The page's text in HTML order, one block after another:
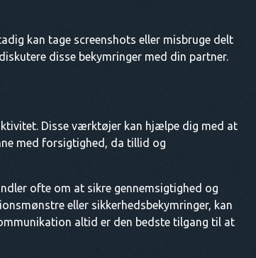
kan tage screenshots eller misbruge delt
disse bekymringer med din partner.
Disse værktøjer kan hjælpe dig med at
med forsigtighed, da tillid og
ofte om at sikre gennemsigtighed og
eller sikkerhedsbekymringer, kan
altid er den bedste tilgang til at